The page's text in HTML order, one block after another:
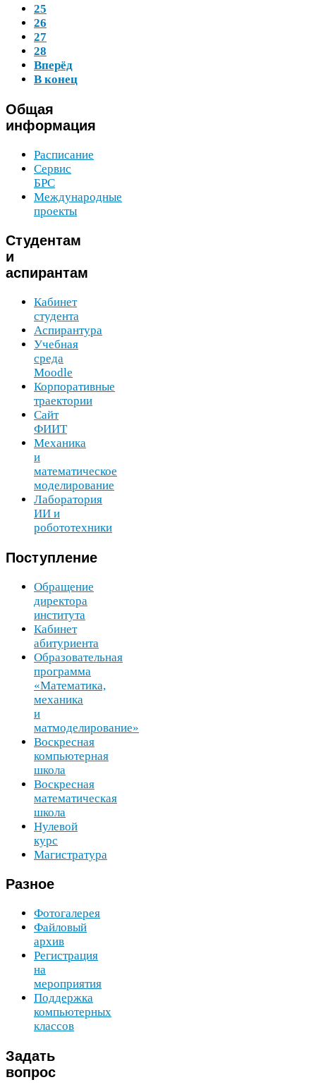
25
26
27
28
Вперёд
В конец
Общая
информация
Расписание
Сервис
БРС
Международные
проекты
Студентам
и
аспирантам
Кабинет
студента
Аспирантура
Учебная
среда
Moodle
Корпоративные
траектории
Сайт
ФИИТ
Механика
и
математическое
моделирование
Лаборатория
ИИ и
робототехники
Поступление
Обращение
директора
института
Кабинет
абитуриента
Образовательная
программа
«Математика,
механика
и
матмоделирование»
Воскресная
компьютерная
школа
Воскресная
математическая
школа
Нулевой
курс
Магистратура
Разное
Фотогалерея
Файловый
архив
Регистрация
на
мероприятия
Поддержка
компьютерных
классов
Задать
вопрос